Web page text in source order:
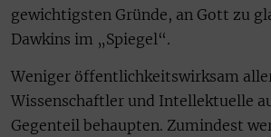
gewichtigsten Gründe, an Gott zu
Dawkins im „Spiegel“.
Weniger öffentlichkeitswirksam
Wissenschaftler und Intellektuelle
Gegenteil behaupten. Zumindest